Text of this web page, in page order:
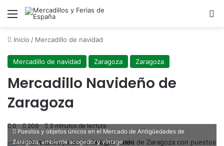
Menú
Inicio / Mercadillo de navidad
Mercadillo de navidad Zaragoza Zaragoza
Mercadillo Navideño de
Zaragoza
0 209 3 minutos de lectura
Puestos y objetos únicos en el Mercado de Antigüedades de
Zaragoza, ambiente acogedor y vintage